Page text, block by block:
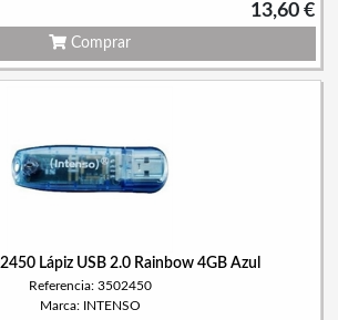
13,60 €
Comprar
Lápiz USB 2.0 Rainbow 4GB Azul
Referencia: 3502450
Marca: INTENSO